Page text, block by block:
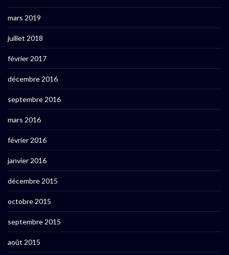
mars 2019
juillet 2018
février 2017
décembre 2016
septembre 2016
mars 2016
février 2016
janvier 2016
décembre 2015
octobre 2015
septembre 2015
août 2015